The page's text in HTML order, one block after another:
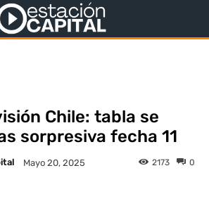
Chile: tabla se
sorpresiva fecha 11
Mayo 20, 2025 0
2173